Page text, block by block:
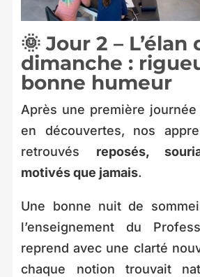
🌞 Jour 2 – L’élan
dimanche :
bonne humeur
Après une première
en découvertes, nos
retrouvés reposés,
motivés que jamais.
Une bonne nuit de
l’enseignement du
reprend avec une clarté
chaque notion trouvait